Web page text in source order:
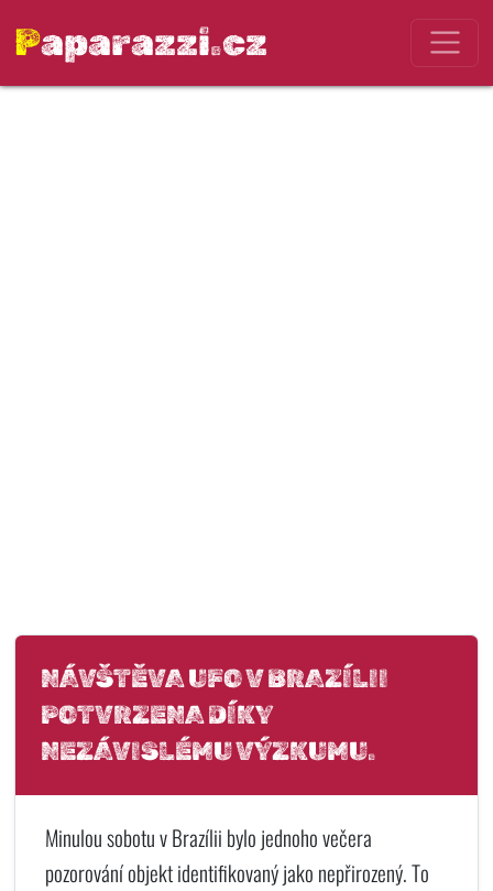
Paparazzi.cz
NÁVŠTĚVA UFO V BRAZÍLII
POTVRZENA DÍKY
NEZÁVISLÉMU VÝZKUMU.
Minulou sobotu v Brazílii bylo jednoho večera
pozorování objekt identifikovaný jako nepřirozený. To